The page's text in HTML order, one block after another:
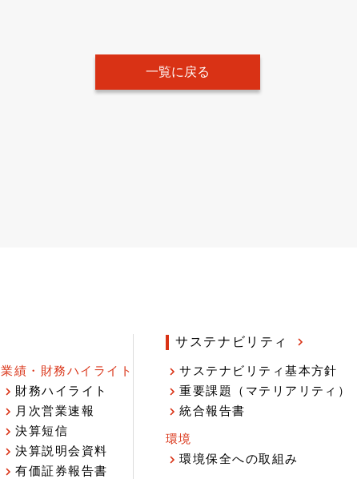
一覧に戻る
業績・財務ハイライト
財務ハイライト
月次営業速報
決算短信
決算説明会資料
有価証券報告書
サステナビリティ
サステナビリティ基本方針
重要課題（マテリアリティ）
統合報告書
環境
環境保全への取組み